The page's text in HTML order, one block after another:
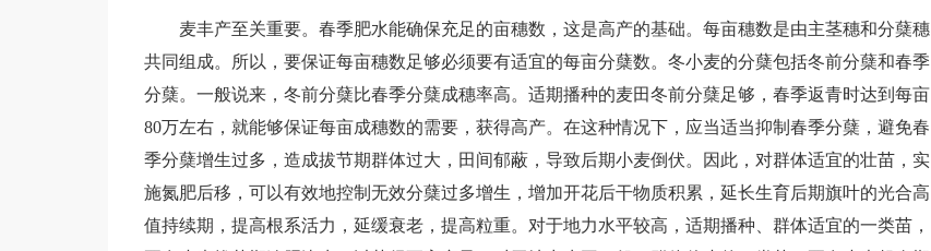
麦丰产至关重要。春季肥水能确保充足的亩穗数，这是高产的基础。每亩穗数是由主茎穗和分蘖穗
共同组成。所以，要保证每亩穗数足够必须要有适宜的每亩分蘖数。冬小麦的分蘖包括冬前分蘖和春季
分蘖。一般说来，冬前分蘖比春季分蘖成穗率高。适期播种的麦田冬前分蘖足够，春季返青时达到每亩
80万左右，就能够保证每亩成穗数的需要，获得高产。在这种情况下，应当适当抑制春季分蘖，避免春
季分蘖增生过多，造成拔节期群体过大，田间郁蔽，导致后期小麦倒伏。因此，对群体适宜的壮苗，实
施氮肥后移，可以有效地控制无效分蘖过多增生，增加开花后干物质积累，延长生育后期旗叶的光合高
值持续期，提高根系活力，延缓衰老，提高粒重。对于地力水平较高，适期播种、群体适宜的一类苗，